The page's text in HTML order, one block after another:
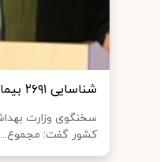
شناسایی ۲۶۹۱ بیمار جدید کووید۱۹ در کشور
کشور گفت: مجموع...